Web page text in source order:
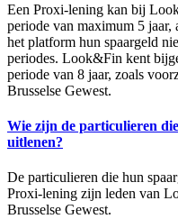
Een Proxi-lening kan bij
periode van maximum 5 jaar,
het platform hun spaargeld
periodes. Look&Fin kent
periode van 8 jaar, zoals
Brusselse Gewest.
Wie zijn de particulieren
uitlenen?
De particulieren die hun
Proxi-lening zijn leden van
Brusselse Gewest.